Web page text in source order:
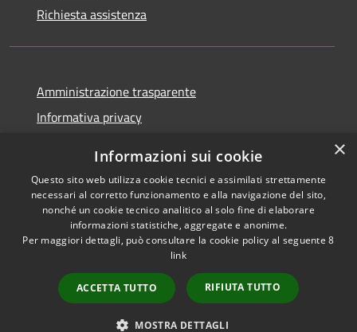
Richiesta assistenza
Amministrazione trasparente
Informativa privacy
RSS
Copyright © 2026 • Comune di
Municipium•
Accesso
redazione
×
Informazioni sui cookie
Questo sito web utilizza cookie tecnici e assimilati strettamente
necessari al corretto funzionamento e alla navigazione del sito,
nonché un cookie tecnico analitico al solo fine di elaborare
informazioni statistiche, aggregate e anonime.
Per maggiori dettagli, può consultare la cookie policy al seguente8
link
ACCETTA TUTTO RIFIUTA TUTTO
MOSTRA DETTAGLI